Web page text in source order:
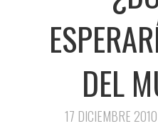
DEL
17 DICIEMBRE 2010